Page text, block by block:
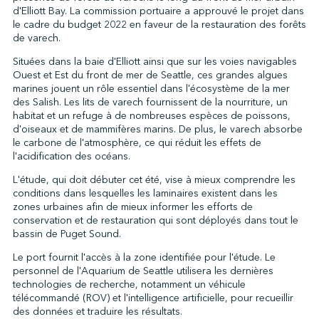
d'Elliott Bay. La commission portuaire a approuvé le projet dans
le cadre du budget 2022 en faveur de la restauration des forêts
de varech.
Situées dans la baie d'Elliott ainsi que sur les voies navigables
Ouest et Est du front de mer de Seattle, ces grandes algues
marines jouent un rôle essentiel dans l'écosystème de la mer
des Salish. Les lits de varech fournissent de la nourriture, un
habitat et un refuge à de nombreuses espèces de poissons,
d'oiseaux et de mammifères marins. De plus, le varech absorbe
le carbone de l'atmosphère, ce qui réduit les effets de
l'acidification des océans.
L'étude, qui doit débuter cet été, vise à mieux comprendre les
conditions dans lesquelles les laminaires existent dans les
zones urbaines afin de mieux informer les efforts de
conservation et de restauration qui sont déployés dans tout le
bassin de Puget Sound.
Le port fournit l'accès à la zone identifiée pour l'étude. Le
personnel de l'Aquarium de Seattle utilisera les dernières
technologies de recherche, notamment un véhicule
télécommandé (ROV) et l'intelligence artificielle, pour recueillir
des données et traduire les résultats.